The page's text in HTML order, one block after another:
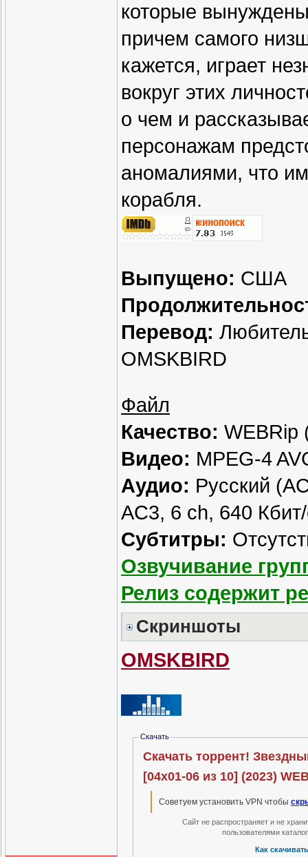
которые
причем самого
кажется, играет
вокруг этих
о чем и
персонажам
аномалиями, что
корабля.
Выпущено: США
Перевод:
OMSKBIRD
Файл
Качество: WEBRip
Видео: MPEG-4
Аудио: Русский
AC3, 6 ch, 640
Субтитры:
Озвучивание
Релиз содержит
Скриншоты
OMSKBIRD
Скачать
Скачать торрент!
[04х01-06 из 10] (2023)
Советуем установить VPN чтобы
Сайт не распространяет и не
пользователями
Как